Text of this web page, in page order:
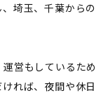
埼玉、千葉から
営もしているた
れば、夜間や休